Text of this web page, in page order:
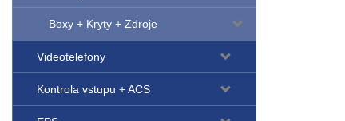
Boxy + Kryty + Zdroje
Videotelefony
Kontrola vstupu + ACS